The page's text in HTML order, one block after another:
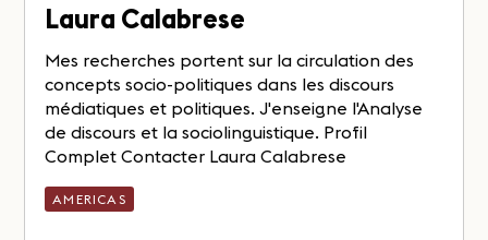
Laura Calabrese
Mes recherches portent sur la circulation des
concepts socio-politiques dans les discours
médiatiques et politiques. J'enseigne l'Analyse
de discours et la sociolinguistique. Profil
Complet Contacter Laura Calabrese
AMERICAS